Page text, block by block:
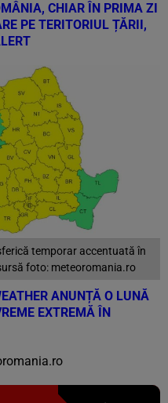
CHIAR ÎN PRIMA ZI
PE TERITORIUL ȚĂRII,
temporar accentuată în
foto: meteoromania.ro
ANUNȚĂ O LUNĂ
EXTREMĂ ÎN